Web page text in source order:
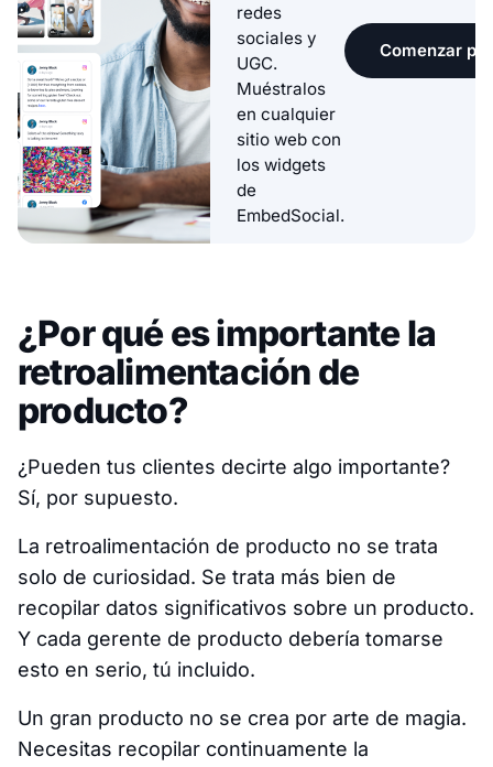
redes
sociales y
UGC.
Muéstralos
en cualquier
sitio web con
los widgets
de
EmbedSocial.
Comenzar
¿Por qué es importante la
retroalimentación de
producto?
¿Pueden tus clientes decirte algo importante?
Sí, por supuesto.
La retroalimentación de producto no se trata
solo de curiosidad. Se trata más bien de
recopilar datos significativos sobre un producto.
Y cada gerente de producto debería tomarse
esto en serio, tú incluido.
Un gran producto no se crea por arte de magia.
Necesitas recopilar continuamente la